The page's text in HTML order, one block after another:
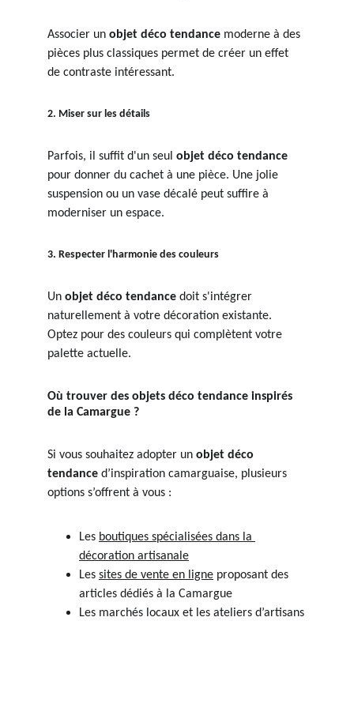
Associer un objet déco tendance moderne à des
pièces plus classiques permet de créer un effet
de contraste intéressant.
2. Miser sur les détails
Parfois, il suffit d'un seul objet déco tendance
pour donner du cachet à une pièce. Une jolie
suspension ou un vase décalé peut suffire à
moderniser un espace.
3. Respecter l'harmonie des couleurs
Un objet déco tendance doit s'intégrer
naturellement à votre décoration existante.
Optez pour des couleurs qui complètent votre
palette actuelle.
Où trouver des objets déco tendance inspirés
de la Camargue ?
Si vous souhaitez adopter un objet déco
tendance d’inspiration camarguaise, plusieurs
options s’offrent à vous :
Les boutiques spécialisées dans la
décoration artisanale
Les sites de vente en ligne proposant des
articles dédiés à la Camargue
Les marchés locaux et les ateliers d’artisans